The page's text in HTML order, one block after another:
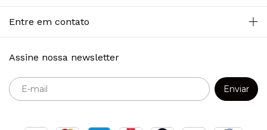
Entre em contato
Assine nossa newsletter